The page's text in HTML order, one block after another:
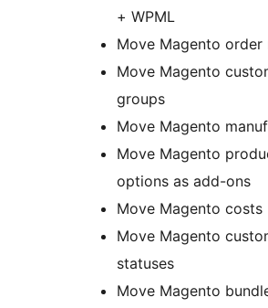
+ WPML
Move Magento order
Move Magento
groups
Move Magento
Move Magento
options as add-ons
Move Magento costs
Move Magento
statuses
Move Magento